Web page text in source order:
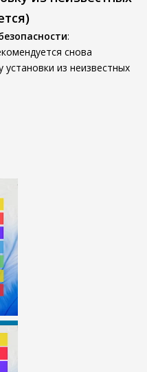
:
снова
установки из неизвестных